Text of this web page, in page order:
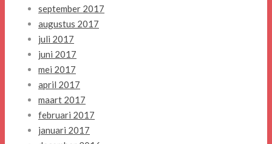
september 2017
augustus 2017
juli 2017
juni 2017
mei 2017
april 2017
maart 2017
februari 2017
januari 2017